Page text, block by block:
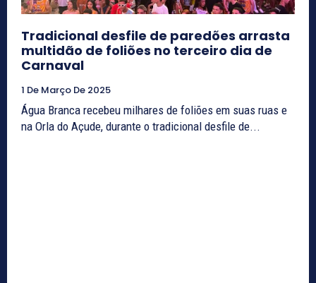
Tradicional desfile de paredões arrasta
multidão de foliões no terceiro dia de
Carnaval
1 De Março De 2025
Água Branca recebeu milhares de foliões em suas ruas e
na Orla do Açude, durante o tradicional desfile de...